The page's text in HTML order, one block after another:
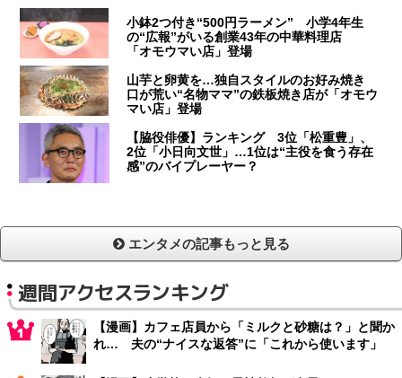
小鉢2つ付き“500円ラーメン” 小学4年生
の“広報”がいる創業43年の中華料理店
「オモウマい店」登場
山芋と卵黄を…独自スタイルのお好み焼き
口が荒い“名物ママ”の鉄板焼き店が「オモウ
マい店」登場
【脇役俳優】ランキング 3位「松重豊」、
2位「小日向文世」…1位は“主役を食う存在
感”のバイプレーヤー？
エンタメの記事もっと見る
週間アクセスランキング
【漫画】カフェ店員から「ミルクと砂糖は？」と聞か
れ… 夫の“ナイスな返答”に「これから使います」